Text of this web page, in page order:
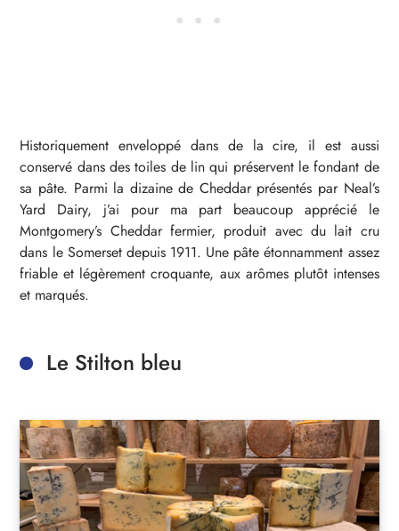
Historiquement enveloppé dans de la cire, il est aussi
conservé dans des toiles de lin qui préservent le fondant de
sa pâte. Parmi la dizaine de Cheddar présentés par Neal’s
Yard Dairy, j’ai pour ma part beaucoup apprécié le
Montgomery’s Cheddar fermier, produit avec du lait cru
dans le Somerset depuis 1911. Une pâte étonnamment assez
friable et légèrement croquante, aux arômes plutôt intenses
et marqués.
Le Stilton bleu